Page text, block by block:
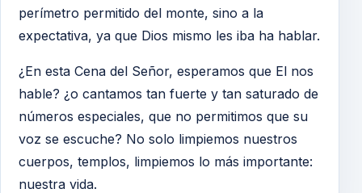
perímetro permitido del monte, sino a la
expectativa, ya que Dios mismo les iba ha hablar.
¿En esta Cena del Señor, esperamos que El nos
hable? ¿o cantamos tan fuerte y tan saturado de
números especiales, que no permitimos que su
voz se escuche? No solo limpiemos nuestros
cuerpos, templos, limpiemos lo más importante:
nuestra vida.